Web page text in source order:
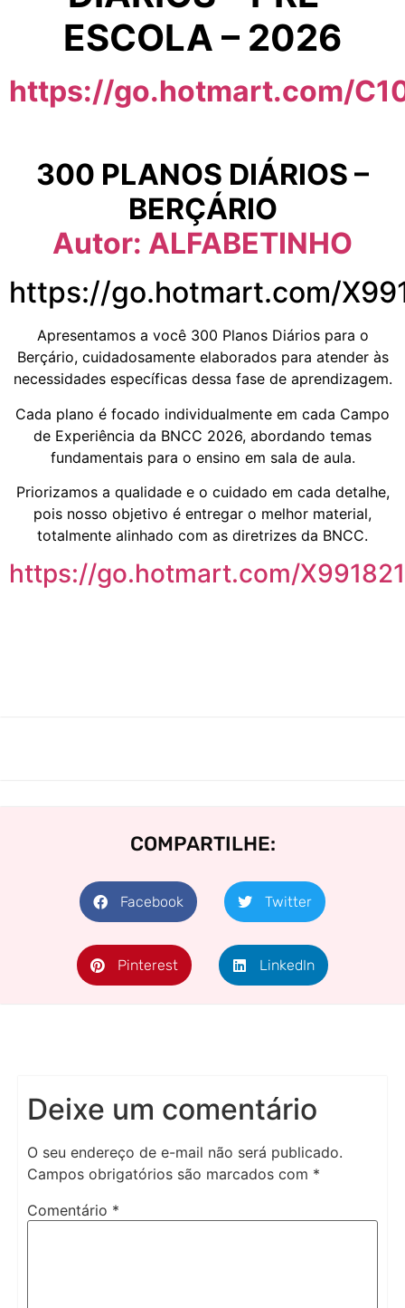
ESCOLA – 2026
https://go.hotmart.com/
300 PLANOS DIÁRIOS –
BERÇÁRIO
Autor: ALFABETINHO
https://go.hotmart.com/
Apresentamos a você 300 Planos Diários para o
Berçário, cuidadosamente elaborados para atender às
necessidades específicas dessa fase de aprendizagem.
Cada plano é focado individualmente em cada Campo
de Experiência da BNCC 2026, abordando temas
fundamentais para o ensino em sala de aula.
Priorizamos a qualidade e o cuidado em cada detalhe,
pois nosso objetivo é entregar o melhor material,
totalmente alinhado com as diretrizes da BNCC.
https://go.hotmart.com/
COMPARTILHE:
Facebook Twitter
Pinterest LinkedIn
Deixe um comentário
O seu endereço de e-mail não será publicado.
Campos obrigatórios são marcados com *
Comentário *